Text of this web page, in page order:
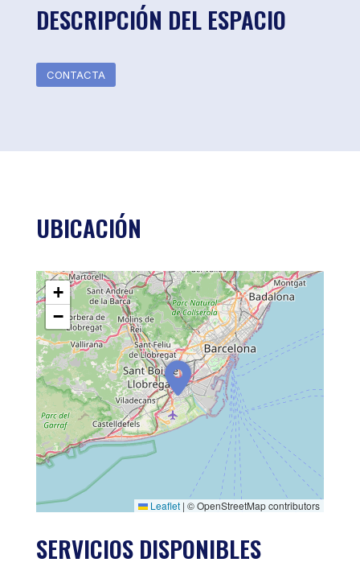
DESCRIPCIÓN DEL ESPACIO
CONTACTA
UBICACIÓN
+
−
Leaflet | © OpenStreetMap contributors
SERVICIOS DISPONIBLES